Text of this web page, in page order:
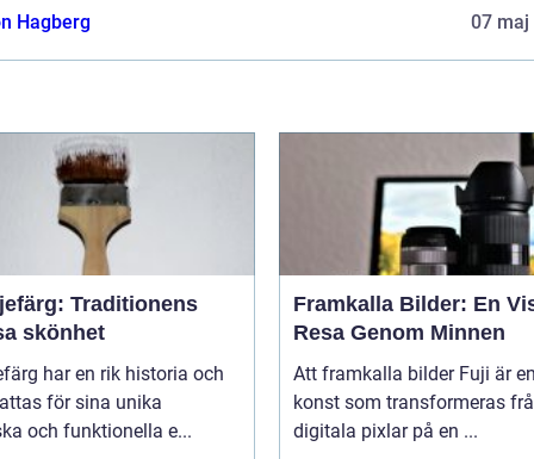
Hagberg
07 maj
Traditionens
skönhet
har en rik historia och
för sina unika
och funktionella e...
Framkalla Bilder: En
Resa Genom Minnen
Att framkalla bilder Fuji är
konst som transformeras
digitala pixlar på en ...